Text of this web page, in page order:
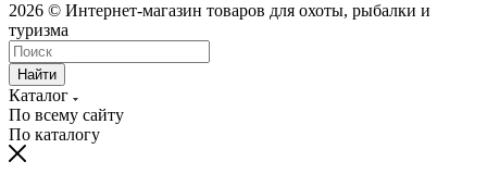
2026 © Интернет-магазин товаров для охоты, рыбалки и
туризма
Найти
Каталог
По всему сайту
По каталогу